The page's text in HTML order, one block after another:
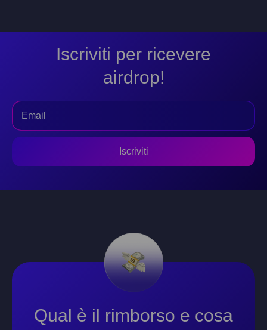
Iscriviti per ricevere
airdrop!
Iscriviti
Qual è il rimborso e cosa